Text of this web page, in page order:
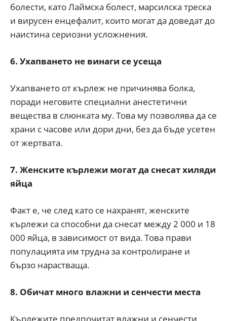
болести, като Лаймска болест, марсилска треска
и вирусен енцефалит, които могат да доведат до
наистина сериозни усложнения.
6. Ухапването не винаги се усеща
Ухапването от кърлеж не причинява болка,
поради неговите специални анестетични
вещества в слюнката му. Това му позволява да се
храни с часове или дори дни, без да бъде усетен
от жертвата.
7. Женските кърлежи могат да снесат хиляди
яйца
Факт е, че след като се нахранят, женските
кърлежи са способни да снесат между 2 000 и 18
000 яйца, в зависимост от вида. Това прави
популацията им трудна за контролиране и
бързо нарастваща.
8. Обичат много влажни и сенчести места
Кърлежите предпочитат влажни и сенчести